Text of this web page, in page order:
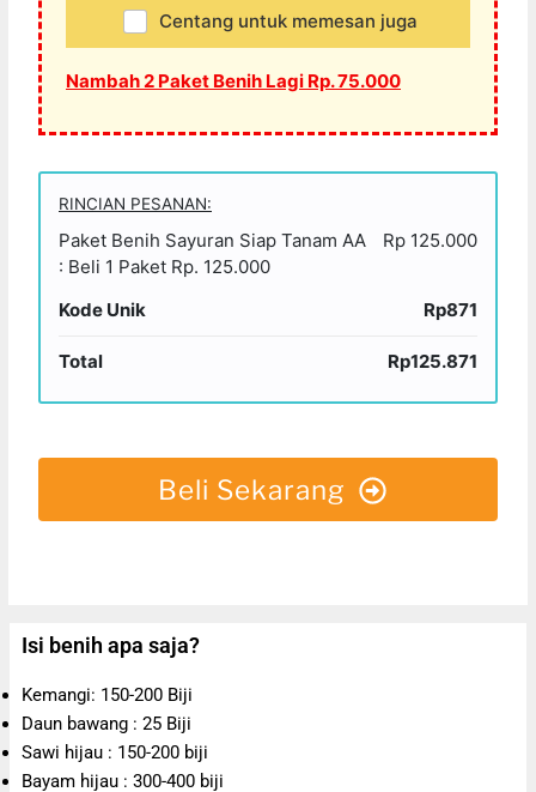
Centang untuk memesan juga
Nambah 2 Paket Benih Lagi Rp. 75.000
RINCIAN PESANAN:
Paket Benih Sayuran Siap Tanam AA
: Beli 1 Paket Rp. 125.000
Rp 125.000
Kode Unik Rp871
Total Rp125.871
Beli Sekarang
Isi benih apa saja?
Kemangi: 150-200 Biji
Daun bawang : 25 Biji
Sawi hijau : 150-200 biji
Bayam hijau : 300-400 biji